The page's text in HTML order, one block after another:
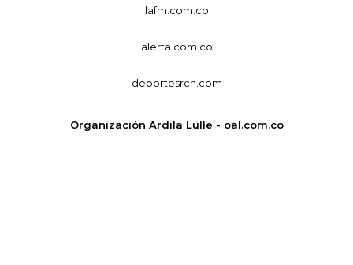
lafm.com.co
alerta.com.co
deportesrcn.com
Organización Ardila Lülle - oal.com.co